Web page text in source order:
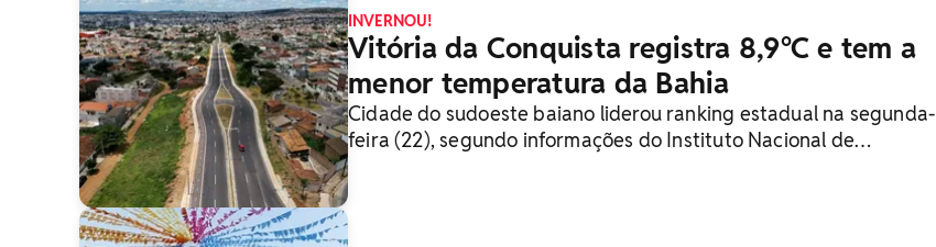
INVERNOU!
Vitória da Conquista registra 8,9°C e tem a
menor temperatura da Bahia
Cidade do sudoeste baiano liderou ranking estadual na segunda-
feira (22), segundo informações do Instituto Nacional de